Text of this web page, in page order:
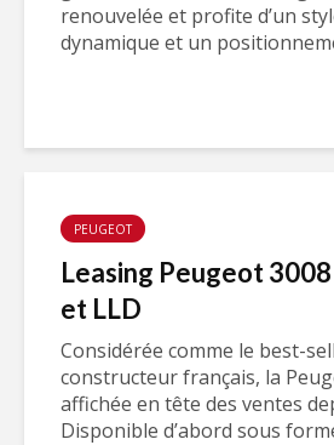
renouvelée et profite d’un
dynamique et un
PEUGEOT
Leasing Peugeot
et LLD
Considérée comme le best-
constructeur français, la
affichée en tête des ventes
Disponible d’abord sous